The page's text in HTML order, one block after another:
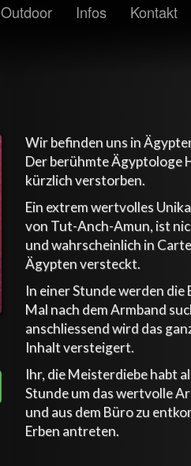
Outdoor Infos Kontakt
Wir befinden uns in
Der berühmte Ägyptologe
kürzlich verstorben.
Ein extrem wertvolles
von Tut-Anch-Amun, ist
und wahrscheinlich in
Ägypten versteckt.
In einer Stunde werden die
Mal nach dem Armband
anschliessend wird das
Inhalt versteigert.
Ihr, die Meisterdiebe habt
Stunde um das wertvolle
und aus dem Büro zu
Erben antreten.